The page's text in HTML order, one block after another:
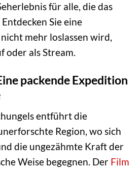
für alle, die das
Sie eine
nicht mehr loslassen wird,
oder als Stream.
packende Expedition
entführt die
Region, wo sich
die ungezähmte Kraft der
Weise begegnen. Der Film